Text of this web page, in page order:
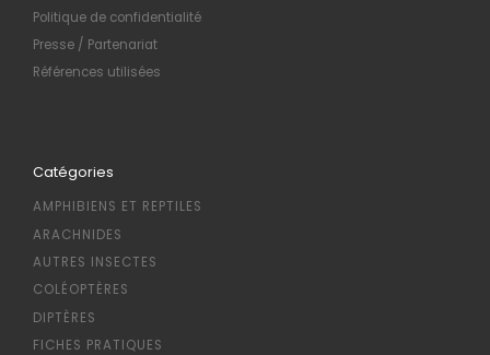
Politique de confidentialité
Presse / Partenariat
Références utilisées
Catégories
AMPHIBIENS ET REPTILES
ARACHNIDES
AUTRES INSECTES
COLÉOPTÈRES
DIPTÈRES
FICHES PRATIQUES